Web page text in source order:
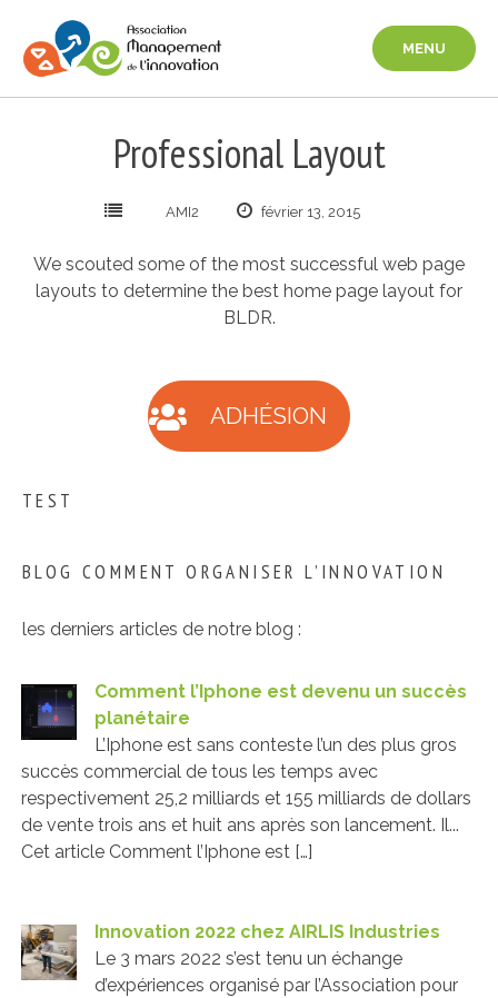
contenu
MENU
Professional Layout
AMI2 février 13, 2015
We scouted some of the most successful web page
layouts to determine the best home page layout for
BLDR.
ADHÉSION
TEST
BLOG COMMENT ORGANISER L’INNOVATION
les derniers articles de notre blog :
Comment l’Iphone est devenu un succès
planétaire
L’Iphone est sans conteste l’un des plus gros
succès commercial de tous les temps avec
respectivement 25,2 milliards et 155 milliards de dollars
de vente trois ans et huit ans après son lancement. Il...
Cet article Comment l’Iphone est […]
Innovation 2022 chez AIRLIS Industries
Le 3 mars 2022 s’est tenu un échange
d’expériences organisé par l’Association pour